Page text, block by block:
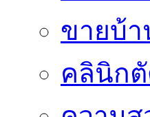
ขายบ้า
คลินิก